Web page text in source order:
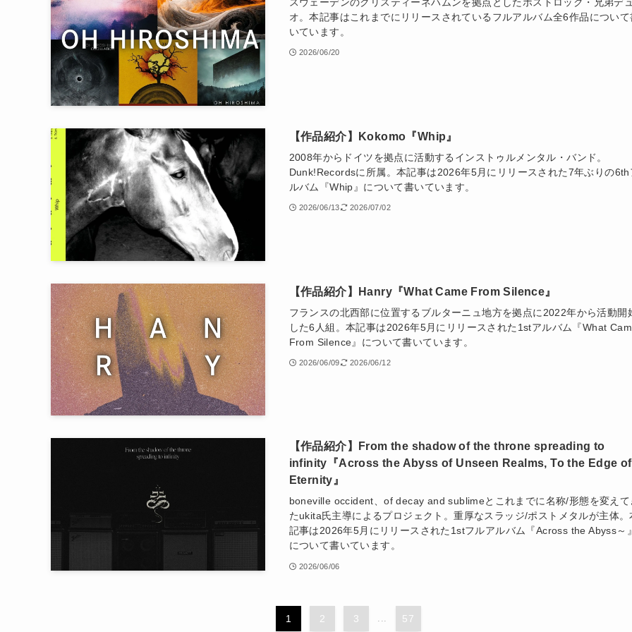
オ。本記事はこれまでにリリースされているフルアルバム全6作品について
いています。
2026/06/20
【作品紹介】Kokomo『Whip』
2008年からドイツを拠点に活動するインストゥルメンタル・バンド。
Dunk!Recordsに所属。本記事は2026年5月にリリースされた7年ぶりの6th
ルバム『Whip』について書いています。
2026/06/13 2026/07/02
【作品紹介】Hanry『What Came From Silence』
フランスの北西部に位置するブルターニュ地方を拠点に2022年から活動開
した6人組。本記事は2026年5月にリリースされた1stアルバム『What
From Silence』について書いています。
2026/06/09 2026/06/12
【作品紹介】From the shadow of the throne spreading to
infinity『Across the Abyss of Unseen Realms, To the Edge of
Eternity』
boneville occident、of decay and sublimeとこれまでに名称/形態を変えて
たukita氏主導によるプロジェクト。重厚なスラッジ/ポストメタルが主体。
記事は2026年5月にリリースされた1stフルアルバム『Across the Abyss～』
について書いています。
2026/06/06
1 2 3 57